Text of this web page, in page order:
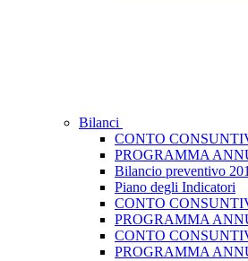
Bilanci
CONTO
PROGRAMMA
Bilancio preventivo
Piano degli Indicatori
CONTO
PROGRAMMA
CONTO
PROGRAMMA